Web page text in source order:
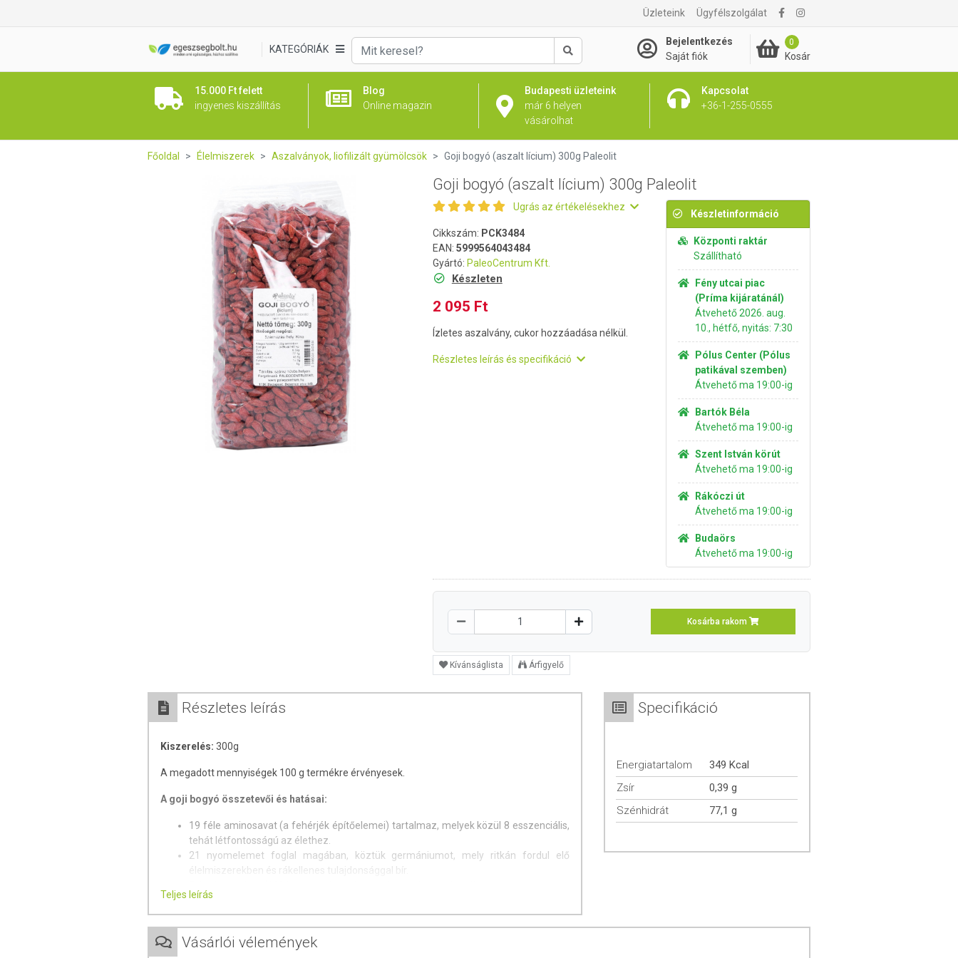
Üzleteink Ügyfélszolgálat
KATEGÓRIÁK
Keresés
Bejelentkezés
Saját fiók
0
Kosár
15.000 Ft felett
ingyenes kiszállítás
Blog
Online magazin
Budapesti üzleteink
már 6 helyen
vásárolhat
Kapcsolat
+36-1-255-0555
2 095 Ft Kosárba rakom
Főoldal Élelmiszerek Aszalványok, liofilizált gyümölcsök Goji bogyó (aszalt lícium) 300g Paleolit
Goji bogyó (aszalt lícium) 300g Paleolit
Ugrás az értékelésekhez
Cikkszám: PCK3484
EAN: 5999564043484
Gyártó: PaleoCentrum Kft.
Készleten
2 095 Ft
Ízletes aszalvány, cukor hozzáadása nélkül.
Részletes leírás és specifikáció
Készletinformáció
Központi raktár
Szállítható
Fény utcai piac
(Príma kijáratánál)
Átvehető 2026. aug.
10., hétfő, nyitás: 7:30
Pólus Center (Pólus
patikával szemben)
Átvehető ma 19:00-ig
Bartók Béla
Átvehető ma 19:00-ig
Szent István körút
Átvehető ma 19:00-ig
Rákóczi út
Átvehető ma 19:00-ig
Budaörs
Átvehető ma 19:00-ig
Kosárba rakom
Kívánságlista Árfigyelő
Részletes leírás
Kiszerelés: 300g
A megadott mennyiségek 100 g termékre érvényesek.
A goji bogyó összetevői és hatásai:
19 féle aminosavat (a fehérjék építőelemei) tartalmaz, melyek közül 8 esszenciális,
tehát létfontosságú az élethez.
21 nyomelemet foglal magában, köztük germániumot, mely ritkán fordul elő
élelmiszerekben és rákellenes tulajdonsággal bír.
Gazdag antioxidáns karotinoidokban, mint például béta-karotin (jobb forrása, mint a
sárgarépa!), és zeaxantin, ami a szemet védi. Más élelmiszerekhez képest
kimagasló a karotinoid tartalma.
Narancsnál több C-vitamint tartalmaz.
Teljes leírás
Specifikáció
Energiatartalom
349 Kcal
Zsír
0,39 g
Szénhidrát
77,1 g
Vásárlói vélemények